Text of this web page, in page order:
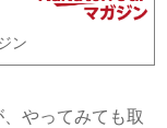
ン
やってみても取